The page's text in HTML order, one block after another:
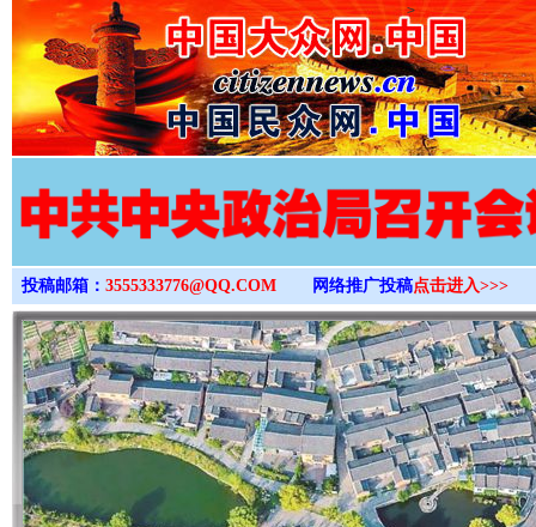
>
投稿邮箱： 3555333776@QQ.COM 网络推广投稿点击进入>>>